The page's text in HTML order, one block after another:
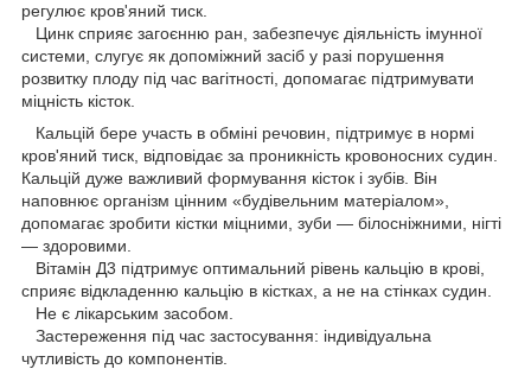
регулює кров'яний тиск.
Цинк сприяє загоєнню ран, забезпечує діяльність імунної
системи, слугує як допоміжний засіб у разі порушення
розвитку плоду під час вагітності, допомагає підтримувати
міцність кісток.
Кальцій бере участь в обміні речовин, підтримує в нормі
кров'яний тиск, відповідає за проникність кровоносних судин.
Кальцій дуже важливий формування кісток і зубів. Він
наповнює організм цінним «будівельним матеріалом»,
допомагає зробити кістки міцними, зуби — білосніжними, нігті
— здоровими.
Вітамін Д3 підтримує оптимальний рівень кальцію в крові,
сприяє відкладенню кальцію в кістках, а не на стінках судин.
Не є лікарським засобом.
Застереження під час застосування: індивідуальна
чутливість до компонентів.